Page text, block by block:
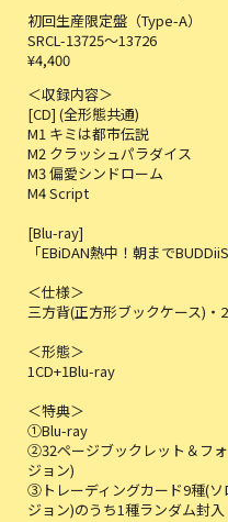
初回生産限定盤（Type-A）
SRCL-13725〜13726
¥4,400
＜収録内容＞
[CD] (全形態共通)
M1 キミは都市伝説
M2 クラッシュパラダイス
M3 偏愛シンドローム
M4 Script
[Blu-ray]
「EBiDAN熱中！朝まで
＜仕様＞
三方背(正方形ブックケース)・
＜形態＞
1CD+1Blu-ray
＜特典＞
①Blu-ray
②32ページブックレット＆フ
ジョン)
③トレーディングカード9種(
ジョン)のうち1種ランダム封入